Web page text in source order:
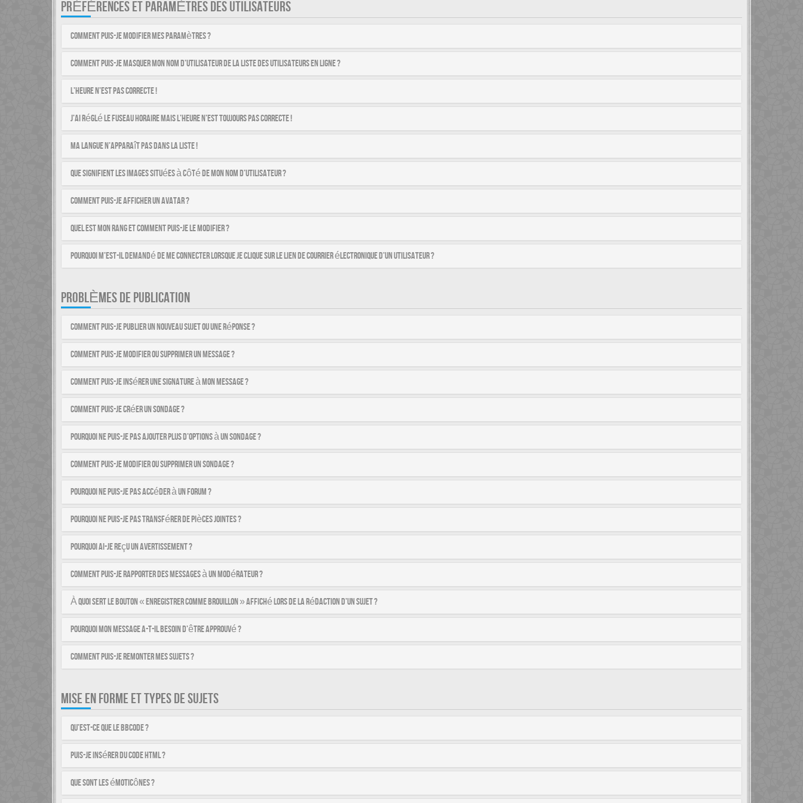
PRÉFÉRENCES ET PARAMÈTRES DES UTILISATEURS
Comment puis-je modifier mes paramètres ?
Comment puis-je masquer mon nom d’utilisateur de la liste des utilisateurs en ligne ?
L’heure n’est pas correcte !
J’ai réglé le fuseau horaire mais l’heure n’est toujours pas correcte !
Ma langue n’apparaît pas dans la liste !
Que signifient les images situées à côté de mon nom d’utilisateur ?
Comment puis-je afficher un avatar ?
Quel est mon rang et comment puis-je le modifier ?
Pourquoi m’est-il demandé de me connecter lorsque je clique sur le lien de courrier électronique d’un utilisateur ?
PROBLÈMES DE PUBLICATION
Comment puis-je publier un nouveau sujet ou une réponse ?
Comment puis-je modifier ou supprimer un message ?
Comment puis-je insérer une signature à mon message ?
Comment puis-je créer un sondage ?
Pourquoi ne puis-je pas ajouter plus d’options à un sondage ?
Comment puis-je modifier ou supprimer un sondage ?
Pourquoi ne puis-je pas accéder à un forum ?
Pourquoi ne puis-je pas transférer de pièces jointes ?
Pourquoi ai-je reçu un avertissement ?
Comment puis-je rapporter des messages à un modérateur ?
À quoi sert le bouton « Enregistrer comme brouillon » affiché lors de la rédaction d’un sujet ?
Pourquoi mon message a-t-il besoin d’être approuvé ?
Comment puis-je remonter mes sujets ?
MISE EN FORME ET TYPES DE SUJETS
Qu’est-ce que le BBCode ?
Puis-je insérer du code HTML ?
Que sont les émoticônes ?